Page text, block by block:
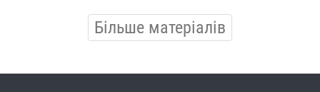
Більше матеріалів